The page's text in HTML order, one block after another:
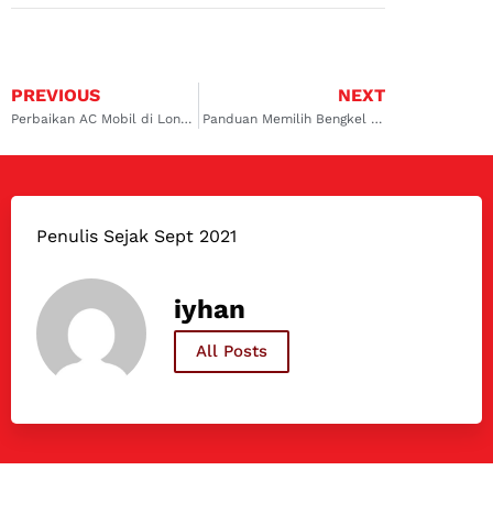
PREVIOUS
Perbaikan AC Mobil di Lontar: Solusi Tepat untuk AC Bermasalah
NEXT
Panduan Memilih Bengkel AC Mobil Surabaya yang Terpercaya
Penulis Sejak Sept 2021
iyhan
All Posts